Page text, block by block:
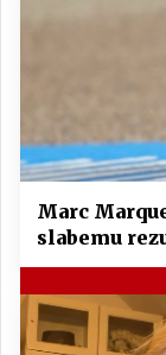
Marc
slabemu